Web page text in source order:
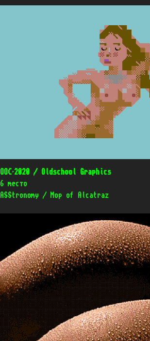
OOC’2020 / Oldschool Graphics
6 место
ASStronomy / Mop of Alcatraz